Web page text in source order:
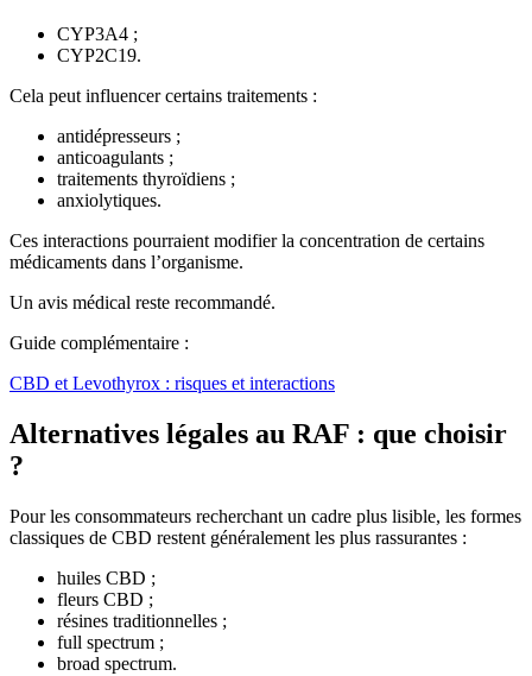
CYP3A4 ;
CYP2C19.
Cela peut influencer certains traitements :
antidépresseurs ;
anticoagulants ;
traitements thyroïdiens ;
anxiolytiques.
Ces interactions pourraient modifier la concentration de certains
médicaments dans l’organisme.
Un avis médical reste recommandé.
Guide complémentaire :
CBD et Levothyrox : risques et interactions
Alternatives légales au RAF : que choisir
?
Pour les consommateurs recherchant un cadre plus lisible, les formes
classiques de CBD restent généralement les plus rassurantes :
huiles CBD ;
fleurs CBD ;
résines traditionnelles ;
full spectrum ;
broad spectrum.